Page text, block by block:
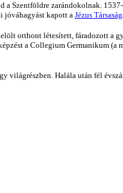
Szentföldre zarándokolnak.
jóváhagyást kapott a Jézus
otthont létesített, fáradozott a
a Collegium Germanikum
világrészben. Halála után fél